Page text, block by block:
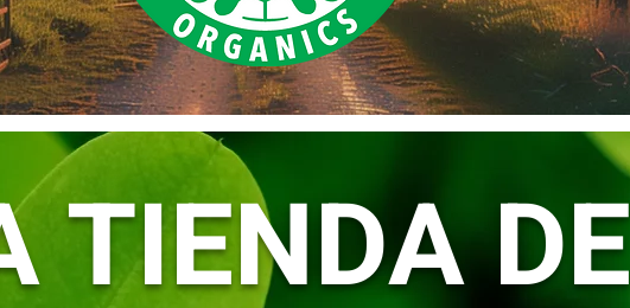
TIENDA DE